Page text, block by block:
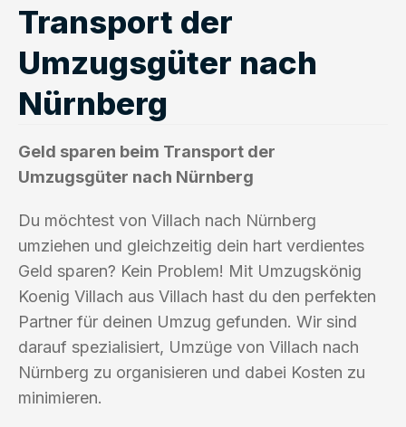
Transport der
Umzugsgüter nach
Nürnberg
Geld sparen beim Transport der
Umzugsgüter nach Nürnberg
Du möchtest von Villach nach Nürnberg
umziehen und gleichzeitig dein hart verdientes
Geld sparen? Kein Problem! Mit Umzugskönig
Koenig Villach aus Villach hast du den perfekten
Partner für deinen Umzug gefunden. Wir sind
darauf spezialisiert, Umzüge von Villach nach
Nürnberg zu organisieren und dabei Kosten zu
minimieren.